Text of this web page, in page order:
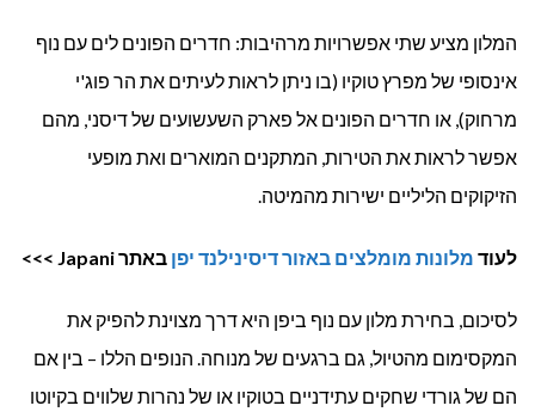
המלון מציע שתי אפשרויות מרהיבות: חדרים הפונים לים עם נוף
אינסופי של מפרץ טוקיו (בו ניתן לראות לעיתים את הר פוג'י
מרחוק), או חדרים הפונים אל פארק השעשועים של דיסני, מהם
אפשר לראות את הטירות, המתקנים המוארים ואת מופעי
הזיקוקים הליליים ישירות מהמיטה.
לעוד מלונות מומלצים באזור דיסינילנד יפן באתר >>>
לסיכום, בחירת מלון עם נוף ביפן היא דרך מצוינת להפיק את
המקסימום מהטיול, גם ברגעים של מנוחה. הנופים הללו – בין אם
הם של גורדי שחקים עתידניים בטוקיו או של נהרות שלווים בקיוטו